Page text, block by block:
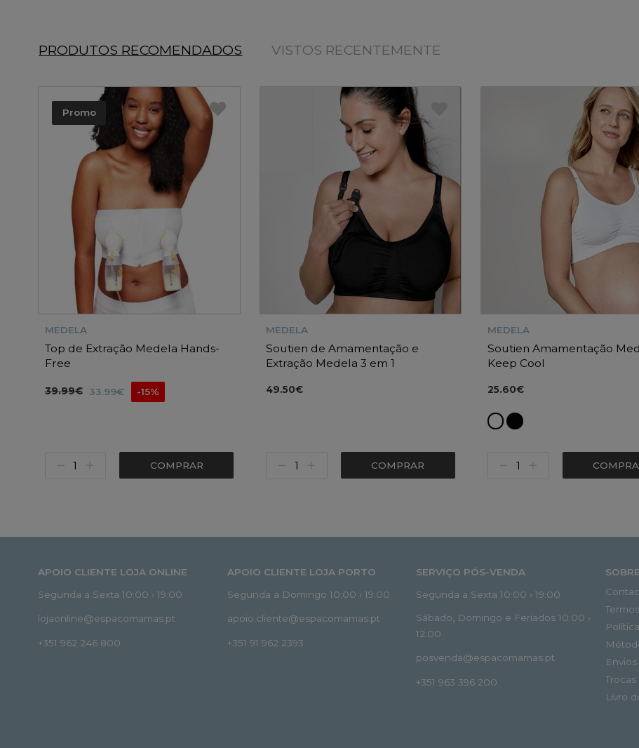
PRODUTOS RECOMENDADOS VISTOS RECENTEMENTE
Promo
MEDELA
Top de Extração Medela Hands-
Free
39.99€ 33.99€ -15%
COMPRAR
MEDELA
Soutien de Amamentação e
Extração Medela 3 em 1
49.50€
COMPRAR
MEDELA
Soutien Amamentação
Keep Cool
25.60€
APOIO CLIENTE LOJA ONLINE
Segunda a Sexta 10:00 › 19:00
lojaonline@espacomamas.pt
+351 962 246 800
APOIO CLIENTE LOJA PORTO
Segunda a Domingo 10:00 › 19:00
apoio.cliente@espacomamas.pt
+351 91 962 2393
SERVIÇO PÓS-VENDA
Segunda a Sexta 10:00 › 19:00
Sábado, Domingo e Feriados 10:00 ›
12:00
posvenda@espacomamas.pt
+351 963 396 200
Livro